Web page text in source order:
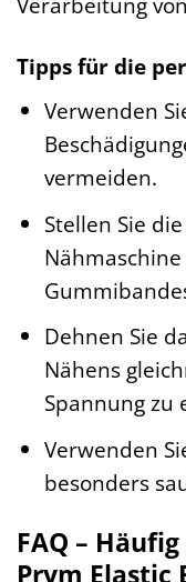
Tipps für die
Verwenden
vermeiden.
Stellen Sie
Dehnen Sie
Nähens
Spannung zu
Verwenden
besonders
FAQ –
Prym Elastic